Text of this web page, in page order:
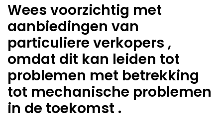
Wees voorzichtig met
aanbiedingen van
particuliere verkopers ,
omdat dit kan leiden tot
problemen met betrekking
tot mechanische problemen
in de toekomst .